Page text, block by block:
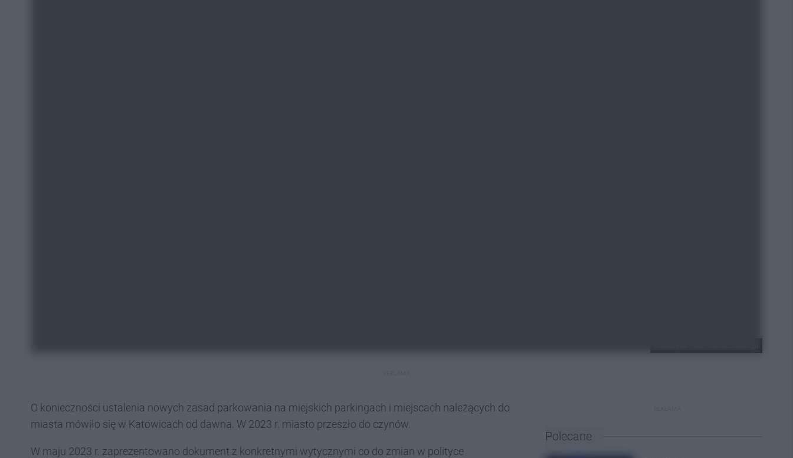
O konieczności ustalenia nowych zasad parkowania na miejskich parkingach i miejscach należących do
miasta mówiło się w Katowicach od dawna. W 2023 r. miasto przeszło do czynów.
W maju 2023 r. zaprezentowano dokument z konkretnymi wytycznymi co do zmian w polityce
Polecane